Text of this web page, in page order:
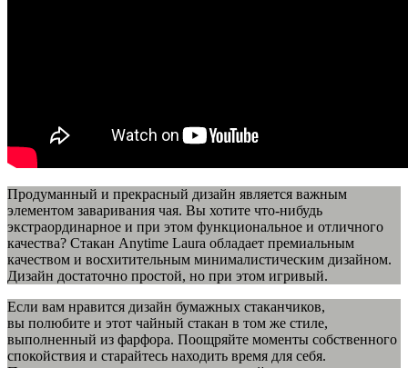
Продуманный и прекрасный дизайн является важным
элементом заваривания чая. Вы хотите что-нибудь
экстраординарное и при этом функциональное и отличного
качества? Стакан Anytime Laura обладает премиальным
качеством и восхитительным минималистическим дизайном.
Дизайн достаточно простой, но при этом игривый.
Если вам нравится дизайн бумажных стаканчиков,
вы полюбите и этот чайный стакан в том же стиле,
выполненный из фарфора. Поощряйте моменты собственного
спокойствия и старайтесь находить время для себя.